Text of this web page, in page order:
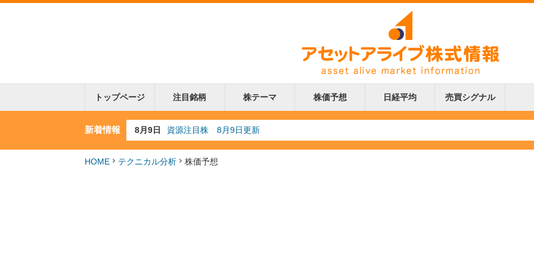
トップページ 注目銘柄 株テーマ 株価予想 日経平均 売買シグナル
新着情報 8月4日
AI注目株 8月4日更新
8月3日
人気業種注目株 8月3日更新
7月29日
日経225シグナル点灯
HOME テクニカル分析 株価予想